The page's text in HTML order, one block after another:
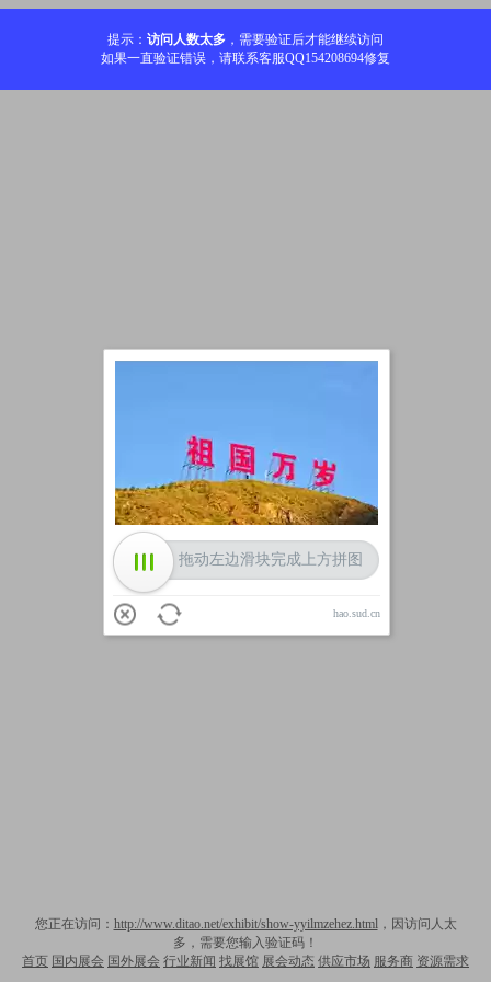
提示： 访问人数太多 ，需要验证后才能继续访问
如果一直验证错误，请联系客服QQ154208694修复
您正在访问： http://www.ditao.net/exhibit/show-yyilmzehez.html，因访问人太
多，需要您输入验证码！
首页 国内展会 国外展会 行业新闻 找展馆 展会动态 供应市场 服务商 资源需求
加载中
拖动左边滑块完成上方拼图
hao.sud.cn